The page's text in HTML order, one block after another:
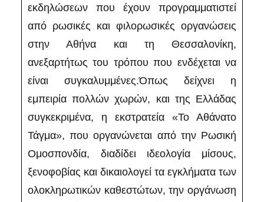
εκδηλώσεων που έχουν προγραμματιστεί
από ρωσικές και φιλορωσικές οργανώσεις
στην Αθήνα και τη Θεσσαλονίκη,
ανεξαρτήτως του τρόπου που ενδέχεται να
είναι συγκαλυμμένες.Όπως δείχνει η
εμπειρία πολλών χωρών, και της Ελλάδας
συγκεκριμένα, η εκστρατεία «Το Αθάνατο
Τάγμα», που οργανώνεται από την Ρωσική
Ομοσπονδία, διαδίδει ιδεολογία μίσους,
ξενοφοβίας και δικαιολογεί τα εγκλήματα των
ολοκληρωτικών καθεστώτων, την οργάνωση